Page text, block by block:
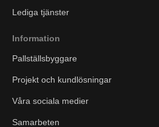
Lediga tjänster
Information
Pallställsbyggare
Projekt och kundlösningar
Våra sociala medier
Samarbeten